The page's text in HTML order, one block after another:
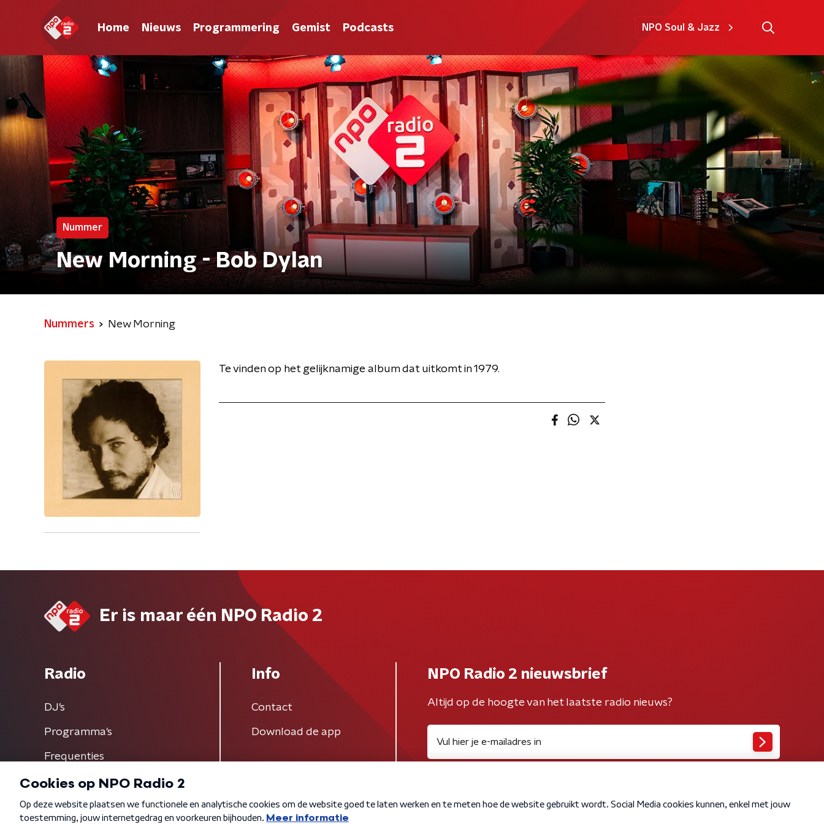
Home Nieuws Programmering Gemist Podcasts NPO Soul & Jazz
Nummer
New Morning - Bob Dylan
Nummers New Morning
Te vinden op het gelijknamige album dat uitkomt in 1979.
Er is maar één NPO Radio 2
Radio
DJ’s
Programma's
Frequenties
Info
Contact
Download de app
NPO Radio 2 nieuwsbrief
Altijd op de hoogte van het laatste radio nieuws?